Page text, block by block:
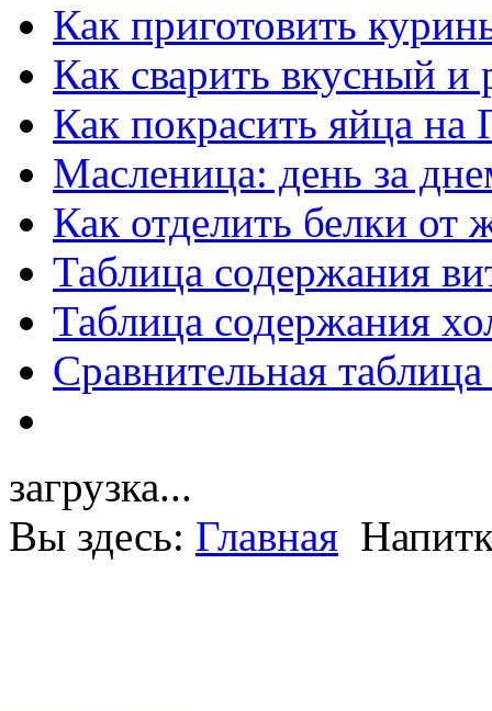
Как приготовить
Как сварить вкусный и
Как покрасить яйца на
Масленица: день за
Как отделить белки от
Таблица содержания
Таблица содержания
Сравнительная
загрузка...
Вы здесь: Главная